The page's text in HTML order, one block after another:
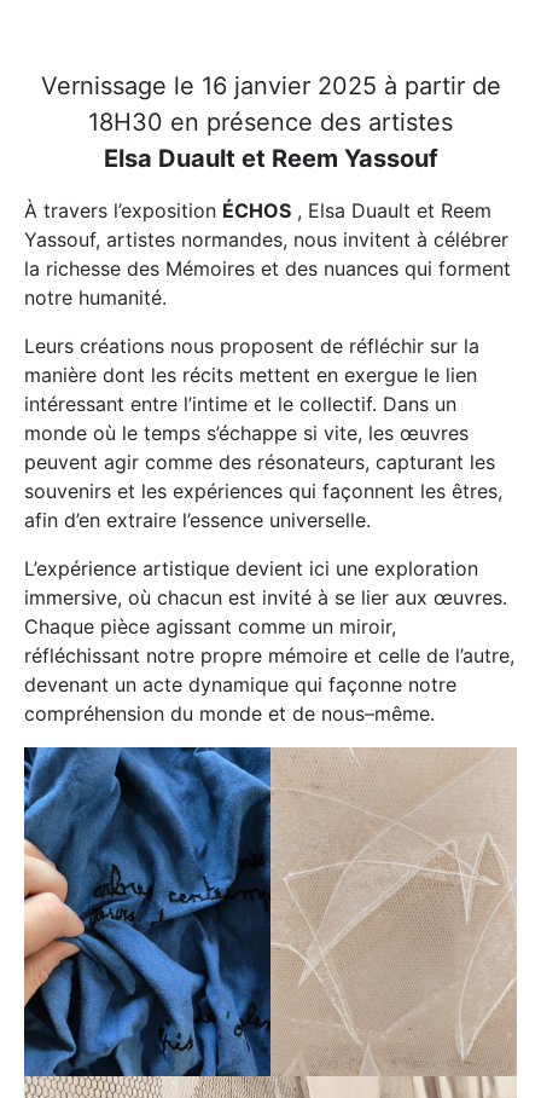
Vernissage le 16 janvier 2025 à partir de
18H30 en présence des artistes
Elsa Duault et Reem Yassouf
À travers l’exposition ÉCHOS , Elsa Duault et Reem
Yassouf, artistes normandes, nous invitent à célébrer
la richesse des Mémoires et des nuances qui forment
notre humanité.
Leurs créations nous proposent de réfléchir sur la
manière dont les récits mettent en exergue le lien
intéressant entre l’intime et le collectif. Dans un
monde où le temps s’échappe si vite, les œuvres
peuvent agir comme des résonateurs, capturant les
souvenirs et les expériences qui façonnent les êtres,
afin d’en extraire l’essence universelle.
L’expérience artistique devient ici une exploration
immersive, où chacun est invité à se lier aux œuvres.
Chaque pièce agissant comme un miroir,
réfléchissant notre propre mémoire et celle de l’autre,
devenant un acte dynamique qui façonne notre
compréhension du monde et de nous–même.